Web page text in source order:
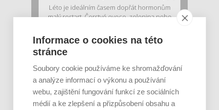
Léto je ideálním časem dopřát hormonům
malý restart. Čerstvé ovoce, zelenina nebo
Informace o cookies na této
stránce
Soubory cookie používáme ke shromažďování
a analýze informací o výkonu a používání
webu, zajištění fungování funkcí ze sociálních
médií a ke zlepšení a přizpůsobení obsahu a